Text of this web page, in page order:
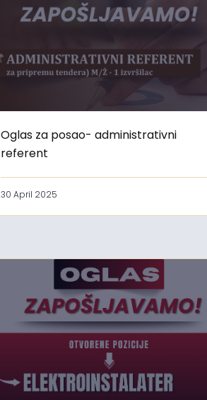
Oglas za posao- administrativni
referent
30 April 2025